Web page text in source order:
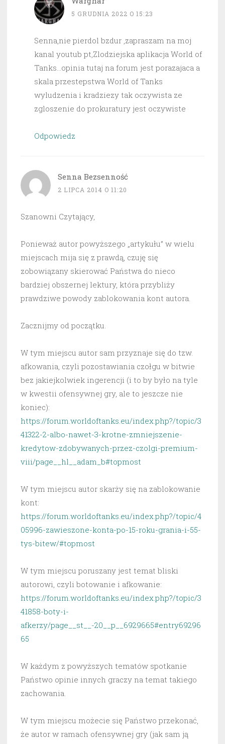
5 GRUDNIA 2022 O 15:23
Senna,nie pierdol bzdur ,zapraszam na moj
kanal youtub pt,Zlodziejska aplikacja World of
Tanks…opinia tutaj na forum jest porazajaca a
skala przestepstwa World of Tanks
wyludzenia i kradziezy tak oczywista ze
zgloszenie do prokuratury jest oczywiste
Odpowiedz
Senna Bezsenność
2 LIPCA 2014 O 11:20
Szanowni Czytający,
Ponieważ autor powyższego „artykułu” w wielu
miejscach mija się z prawdą, czuję się
zobowiązany skierować Państwa do nieco
bardziej obszernej lektury, która przybliży
prawdziwe powody zablokowania kont autora.
Zacznijmy od początku.
W tym miejscu autor sam przyznaje się do tzw.
afkowania, czyli pozostawiania czołgu w bitwie
bez jakiejkolwiek ingerencji (i to by było na tyle
w kwestii ofensywnej gry, ale to jeszcze nie
koniec):
https://forum.worldoftanks.eu/index.php?/topic/3
41322-2-albo-nawet-3-krotne-zmniejszenie-
kredytow-zdobywanych-przez-czolgi-premium-
viii/page__hl__adam_b#topmost
W tym miejscu autor skarży się na zablokowanie
kont:
https://forum.worldoftanks.eu/index.php?/topic/4
05996-zawieszone-konta-po-15-roku-grania-i-55-
tys-bitew/#topmost
W tym miejscu poruszany jest temat bliski
autorowi, czyli botowanie i afkowanie:
https://forum.worldoftanks.eu/index.php?/topic/3
41858-boty-i-
afkerzy/page__st__-20__p__6929665#entry69296
65
W każdym z powyższych tematów spotkanie
Państwo opinie innych graczy na temat takiego
zachowania.
W tym miejscu możecie się Państwo przekonać,
że autor w ramach ofensywnej gry (jak sam ją